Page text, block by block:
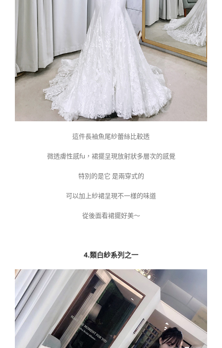
這件長袖魚尾紗蕾絲比較透
微透膚性感fu，裙擺呈現放射狀多層次的感覺
特別的是它 是兩穿式的
可以加上紗裙呈現不一樣的味道
從後面看裙擺好美～
4.類白紗系列之一